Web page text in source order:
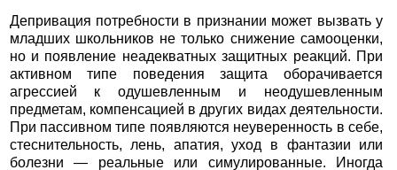
Депривация потребности в признании может вызвать у
младших школьников не только снижение самооценки,
но и появление неадекватных защитных реакций. При
активном типе поведения защита оборачивается
агрессией к одушевленным и неодушевленным
предметам, компенсацией в других видах деятельности.
При пассивном типе появляются неуверенность в себе,
стеснительность, лень, апатия, уход в фантазии или
болезни — реальные или симулированные. Иногда